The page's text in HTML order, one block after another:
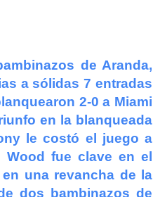
de Aranda,
a sólidas 7 entradas
2-0 a Miami
en la blanqueada
le costó el juego a
fue clave en el
una revancha de la
dos bambinazos de